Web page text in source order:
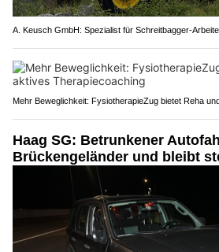
A. Keusch GmbH: Spezialist für Schreitbagger-
Mehr Beweglichkeit: FysiotherapieZug bietet Reha
Haag SG: Betrunkener
Brückengeländer und bleibt